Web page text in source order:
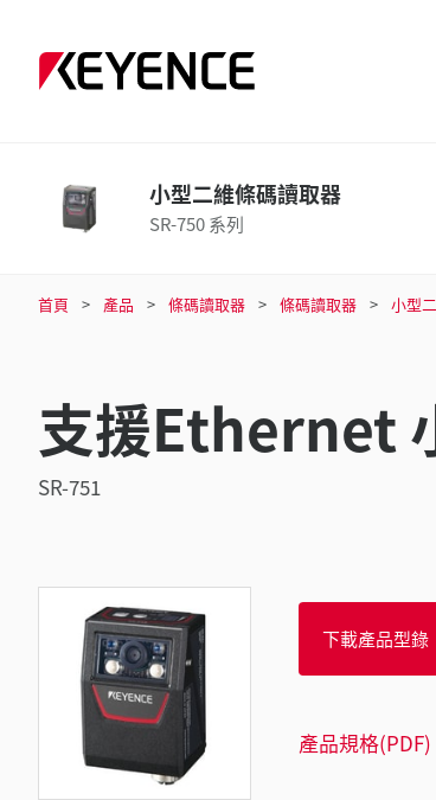
小型二維條碼讀取器
SR-750 系列
首頁 產品 條碼讀取器 條碼讀取器 小型
支援Ethernet
SR-751
下載產品型錄
產品規格(PDF)